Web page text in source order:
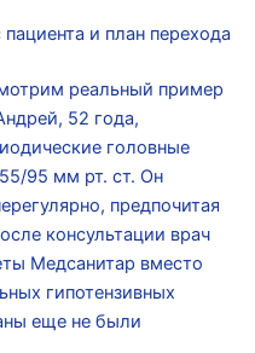
и план перехода
реальный пример
52 года,
головные
95 мм рт. ст. Он
предпочитая
консультации врач
Медсанитар вместо
гипотензивных
еще не были